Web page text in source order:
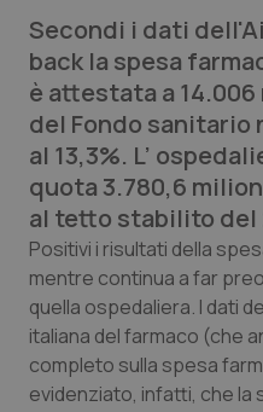
Lettere al direttore
Edizioni Regionali
QS Pro
Professionisti
Abruzzo
Basilicata
Calabria
QS Pro Gold
Artrite & artrosi
Asma & BPCO
QS Club Newsletter
Secondi i dati
back la spesa
è attestata a 14.006
del Fondo sanitario
al 13,3%. L’
quota 3.780,6
al tetto stabilito del
Positivi i risultati della
mentre continua a far
quella ospedaliera. I dati
italiana del farmaco (che
completo sulla spesa
evidenziato, infatti, che la